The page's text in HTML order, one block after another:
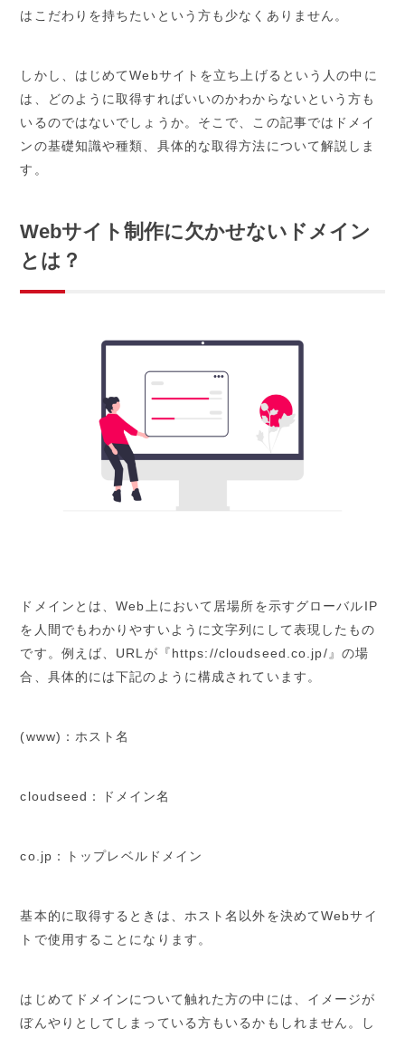
はこだわりを持ちたいという方も少なくありません。
しかし、はじめてWebサイトを立ち上げるという人の中に
は、どのように取得すればいいのかわからないという方も
いるのではないでしょうか。そこで、この記事ではドメイ
ンの基礎知識や種類、具体的な取得方法について解説しま
す。
Webサイト制作に欠かせないドメイン
とは？
ドメインとは、Web上において居場所を示すグローバルIP
を人間でもわかりやすいように文字列にして表現したもの
です。例えば、URLが『https://cloudseed.co.jp/』の場
合、具体的には下記のように構成されています。
(www)：ホスト名
cloudseed：ドメイン名
co.jp：トップレベルドメイン
基本的に取得するときは、ホスト名以外を決めてWebサイ
トで使用することになります。
はじめてドメインについて触れた方の中には、イメージが
ぼんやりとしてしまっている方もいるかもしれません。し